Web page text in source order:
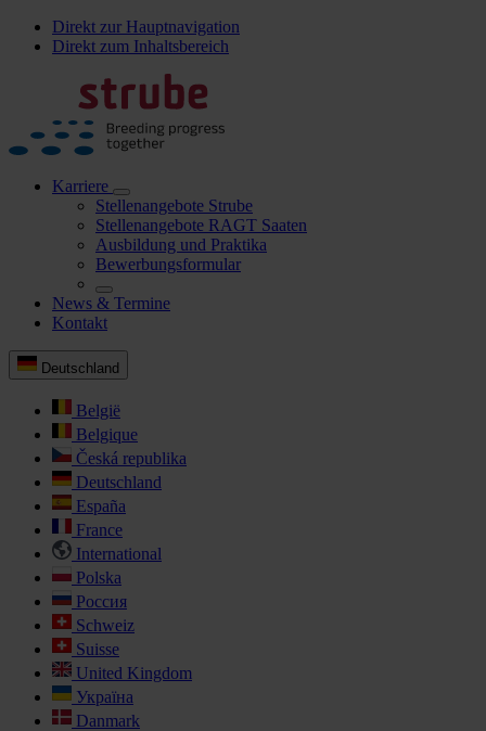
Direkt zur Hauptnavigation
Direkt zum Inhaltsbereich
Karriere
Stellenangebote Strube
Stellenangebote RAGT Saaten
Ausbildung und Praktika
Bewerbungsformular
News & Termine
Kontakt
Deutschland
België
Belgique
Česká republika
Deutschland
España
France
International
Polska
Россия
Schweiz
Suisse
United Kingdom
Україна
Danmark